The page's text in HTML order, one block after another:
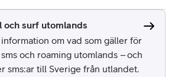
och surf utomlands
om vad som gäller för
och roaming utomlands – och
sms:ar till Sverige från utlandet.